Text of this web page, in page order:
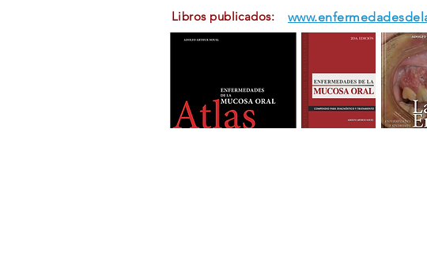
Libros publicados: